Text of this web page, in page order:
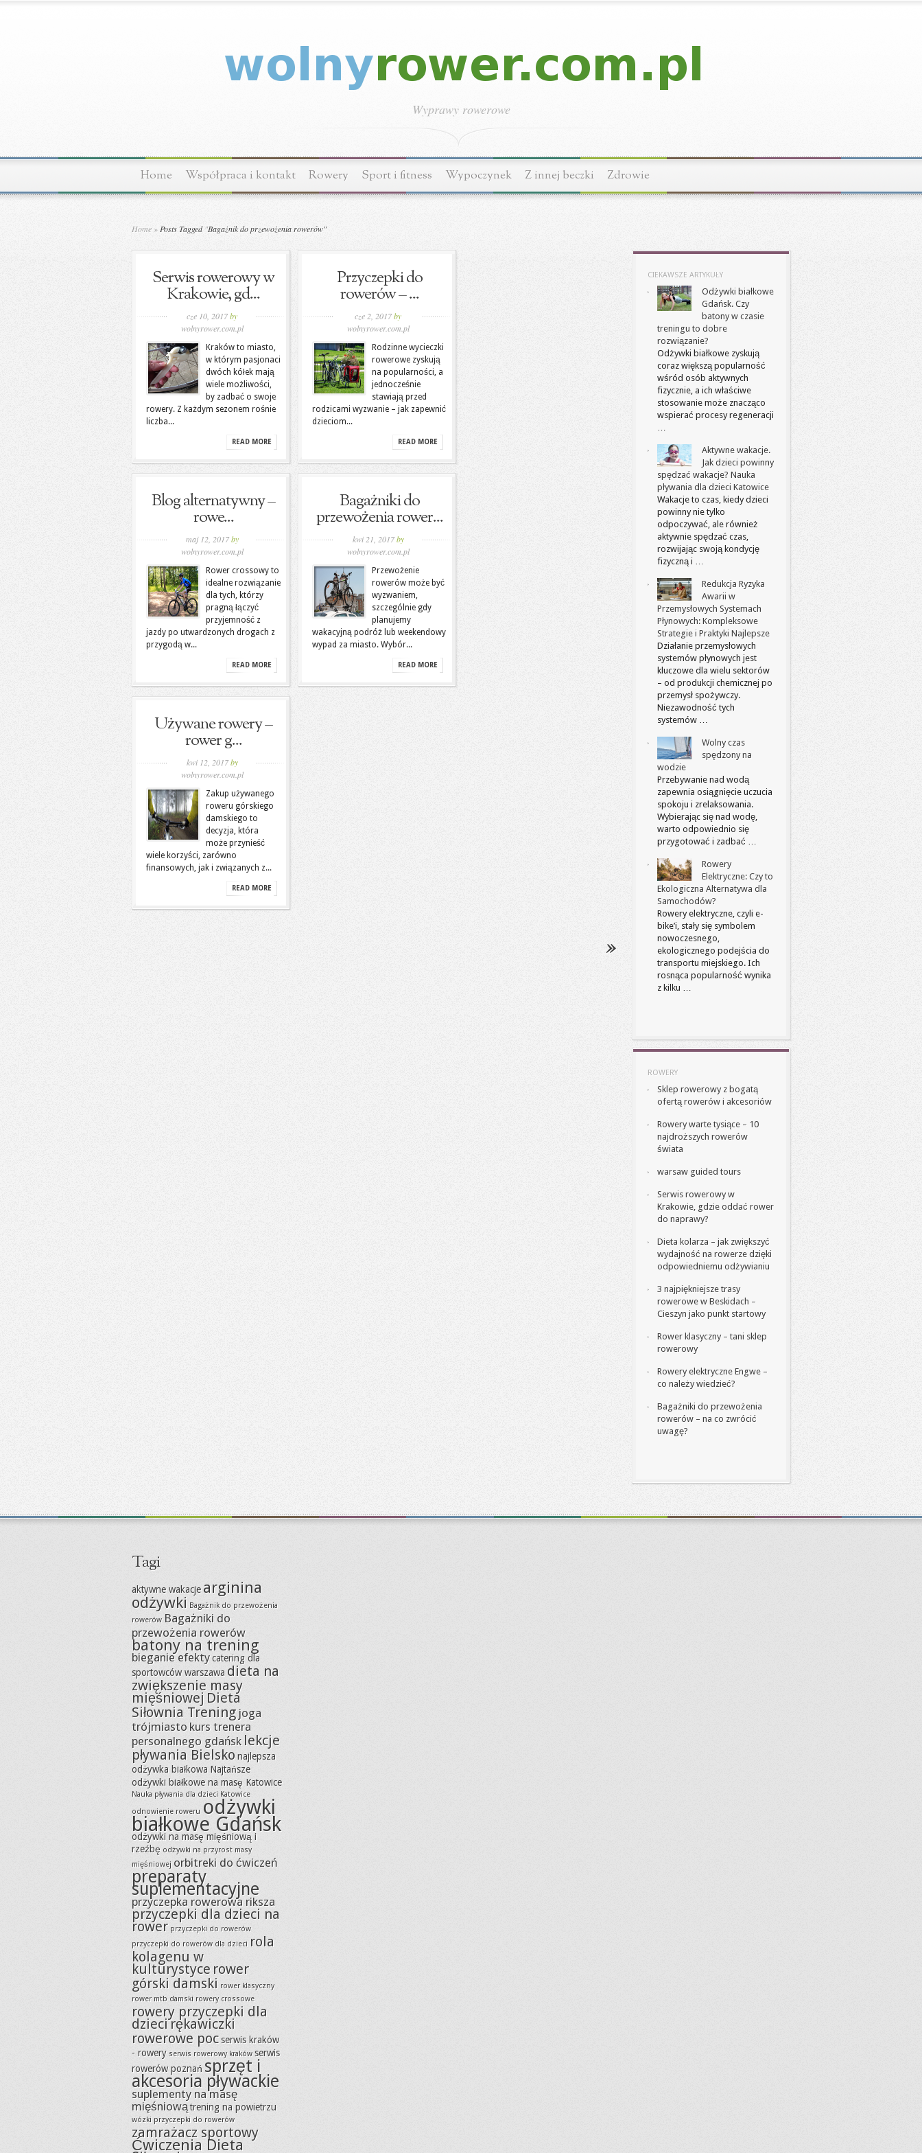
Wyprawy rowerowe
Home Współpraca i kontakt Rowery Sport i fitness Wypoczynek Z innej beczki Zdrowie
Home » Posts Tagged"Bagażnik do przewożenia rowerów"
Serwis rowerowy w
Krakowie, gd...
cze 10, 2017by
wolnyrower.com.pl
Kraków to miasto,
w którym pasjonaci
dwóch kółek mają
wiele możliwości,
by zadbać o swoje
rowery. Z każdym sezonem rośnie
liczba...
READ MORE
Przyczepki do
rowerów – ...
cze 2, 2017by
wolnyrower.com.pl
Rodzinne wycieczki
rowerowe zyskują
na popularności, a
jednocześnie
stawiają przed
rodzicami wyzwanie – jak zapewnić
dzieciom...
READ MORE
Blog alternatywny –
rowe...
maj 12, 2017by
wolnyrower.com.pl
Rower crossowy to
idealne rozwiązanie
dla tych, którzy
pragną łączyć
przyjemność z
jazdy po utwardzonych drogach z
przygodą w...
READ MORE
Bagażniki do
przewożenia rower...
kwi 21, 2017by
wolnyrower.com.pl
Przewożenie
rowerów może być
wyzwaniem,
szczególnie gdy
planujemy
wakacyjną podróż lub weekendowy
wypad za miasto. Wybór...
READ MORE
Używane rowery –
rower g...
kwi 12, 2017by
wolnyrower.com.pl
Zakup używanego
roweru górskiego
damskiego to
decyzja, która
może przynieść
wiele korzyści, zarówno
finansowych, jak i związanych z...
READ MORE
CIEKAWSZE ARTYKUŁY
Odżywki białkowe
Gdańsk. Czy
batony w czasie
treningu to dobre
rozwiązanie?
Odżywki białkowe zyskują
coraz większą popularność
wśród osób aktywnych
fizycznie, a ich właściwe
stosowanie może znacząco
wspierać procesy regeneracji
…
Aktywne wakacje.
Jak dzieci powinny
spędzać wakacje? Nauka
pływania dla dzieci Katowice
Wakacje to czas, kiedy dzieci
powinny nie tylko
odpoczywać, ale również
aktywnie spędzać czas,
rozwijając swoją kondycję
fizyczną i …
Redukcja Ryzyka
Awarii w
Przemysłowych Systemach
Płynowych: Kompleksowe
Strategie i Praktyki Najlepsze
Działanie przemysłowych
systemów płynowych jest
kluczowe dla wielu sektorów
– od produkcji chemicznej po
przemysł spożywczy.
Niezawodność tych
systemów …
Wolny czas
spędzony na
wodzie
Przebywanie nad wodą
zapewnia osiągnięcie uczucia
spokoju i zrelaksowania.
Wybierając się nad wodę,
warto odpowiednio się
przygotować i zadbać …
Rowery
Elektryczne: Czy to
Ekologiczna Alternatywa dla
Samochodów?
Rowery elektryczne, czyli e-
bike’i, stały się symbolem
nowoczesnego,
ekologicznego podejścia do
transportu miejskiego. Ich
rosnąca popularność wynika
z kilku …
ROWERY
Sklep rowerowy z bogatą
ofertą rowerów i akcesoriów
Rowery warte tysiące – 10
najdroższych rowerów
świata
warsaw guided tours
Serwis rowerowy w
Krakowie, gdzie oddać rower
do naprawy?
Dieta kolarza – jak zwiększyć
wydajność na rowerze dzięki
odpowiedniemu odżywianiu
3 najpiękniejsze trasy
rowerowe w Beskidach –
Cieszyn jako punkt startowy
Rower klasyczny – tani sklep
rowerowy
Rowery elektryczne Engwe –
co należy wiedzieć?
Bagażniki do przewożenia
rowerów – na co zwrócić
uwagę?
Tagi
aktywne wakacje arginina
odżywki Bagażnik do przewożenia
rowerów Bagażniki do
przewożenia rowerów
batony na trening
bieganie efektycatering dla
sportowców warszawa dieta na
zwiększenie masy
mięśniowej Dieta
Siłownia Trening joga
trójmiasto kurs trenera
personalnego gdańsk lekcje
pływania Bielskonajlepsza
odżywka białkowa Najtańsze
odżywki białkowe na masę Katowice
Nauka pływania dla dzieci Katowice
odnowienie roweru odżywki
białkowe Gdańsk
odżywki na masę mięśniową i
rzeźbę odżywki na przyrost masy
mięśniowej orbitreki do ćwiczeń
preparaty
suplementacyjne
przyczepka rowerowa riksza
przyczepki dla dzieci na
rower przyczepki do rowerów
przyczepki do rowerów dla dzieci rola
kolagenu w
kulturystyce rower
górski damski rower klasyczny
rower mtb damski rowery crossowe
rowery przyczepki dla
dziecirękawiczki
rowerowe pocserwis kraków
- rowery serwis rowerowy kraków serwis
rowerów poznań sprzęt i
akcesoria pływackie
suplementy na masę
mięśniowątrening na powietrzu
wózki przyczepki do rowerów
zamrażacz sportowy
Ćwiczenia Dieta